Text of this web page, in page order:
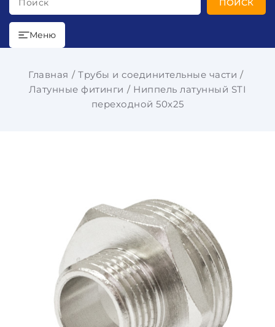
Поиск ПОИСК
Меню
Главная
Трубы и соединительные части
Латунные фитинги
Ниппель латунный STI
переходной 50x25